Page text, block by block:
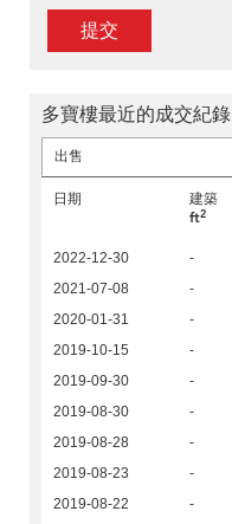
提交
多寶樓最近的成交紀錄
出售
日期
建築
ft2
2022-12-30 -
2021-07-08 -
2020-01-31 -
2019-10-15 -
2019-09-30 -
2019-08-30 -
2019-08-28 -
2019-08-23 -
2019-08-22 -